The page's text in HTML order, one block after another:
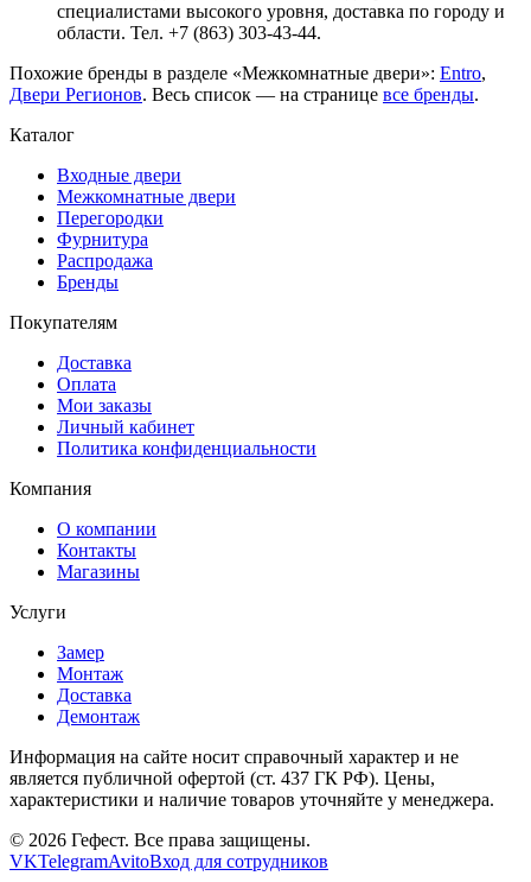
специалистами высокого уровня, доставка по городу и
области. Тел. +7 (863) 303-43-44.
Похожие бренды в разделе «Межкомнатные двери»: Entro,
Двери Регионов. Весь список — на странице все бренды.
Каталог
Входные двери
Межкомнатные двери
Перегородки
Фурнитура
Распродажа
Бренды
Покупателям
Доставка
Оплата
Мои заказы
Личный кабинет
Политика конфиденциальности
Компания
О компании
Контакты
Магазины
Услуги
Замер
Монтаж
Доставка
Демонтаж
Информация на сайте носит справочный характер и не
является публичной офертой (ст. 437 ГК РФ). Цены,
характеристики и наличие товаров уточняйте у менеджера.
© 2026 Гефест. Все права защищены.
VKTelegramAvitoВход для сотрудников